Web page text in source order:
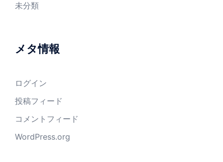
未分類
メタ情報
ログイン
投稿フィード
コメントフィード
WordPress.org